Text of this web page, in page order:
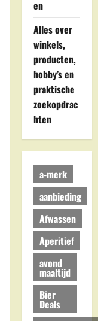
en
Alles over
winkels,
producten,
hobby’s en
praktische
zoekopdrac
hten
a-merk
aanbieding
Afwassen
Aperitief
avond
maaltijd
Bier
Deals